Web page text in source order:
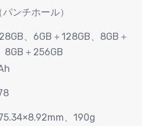
ンチホール）
、6GB＋128GB、8GB＋
8GB＋256GB
、190g